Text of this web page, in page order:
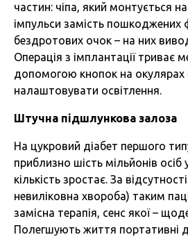
частин: чіпа, який монтується на
імпульси замість пошкоджених
бездротових очок – на них
Операція з імплантації триває
допомогою кнопок на окулярах
налаштовувати освітлення.
Штучна підшлункова залоза
На цукровий діабет першого
приблизно шість мільйонів осіб у
кількість зростає. За
невиліковна хвороба) таким
замісна терапія, сенс якої –
Полегшують життя портативні